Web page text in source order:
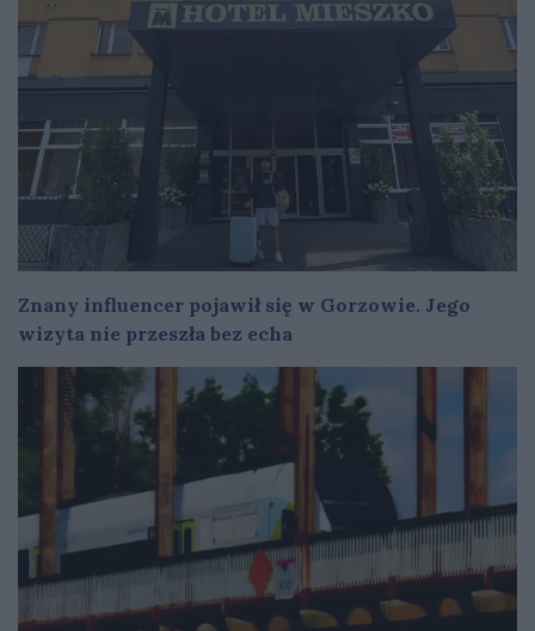
Znany influencer pojawił się w Gorzowie. Jego
wizyta nie przeszła bez echa